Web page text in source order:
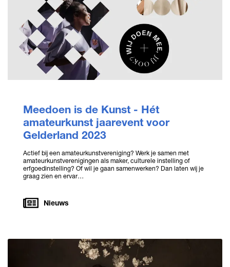
Meedoen is de Kunst - Hét
amateurkunst jaarevent voor
Gelderland 2023
Actief bij een amateurkunstvereniging? Werk je samen met
amateurkunstverenigingen als maker, culturele instelling of
erfgoedinstelling? Of wil je gaan samenwerken? Dan laten wij je
graag zien en ervar…
Nieuws